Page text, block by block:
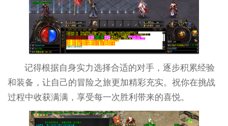
记得根据自身实力选择合适的对手，逐步积累经验
和装备，让自己的冒险之旅更加精彩充实。祝你在挑战
过程中收获满满，享受每一次胜利带来的喜悦。